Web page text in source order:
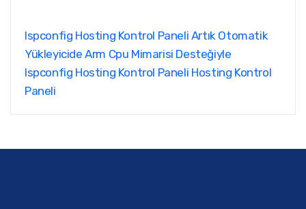
Ispconfig Hosting Kontrol Paneli Artık Otomatik
Yükleyicide Arm Cpu Mimarisi Desteğiyle
Ispconfig Hosting Kontrol Paneli Hosting Kontrol
Paneli